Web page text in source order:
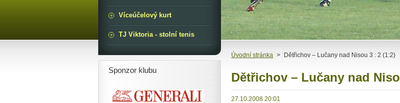
Úvodní stránka > Dětřichov – Lučany nad Nisou 3 : 2 (1:2)
Dětřichov – Lučany nad
27.10.2008 20:01
Víceúčelový kurt
TJ Viktoria - stolní tenis
Sponzor klubu